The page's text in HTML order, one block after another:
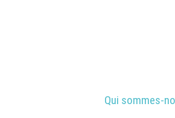
Qui sommes-